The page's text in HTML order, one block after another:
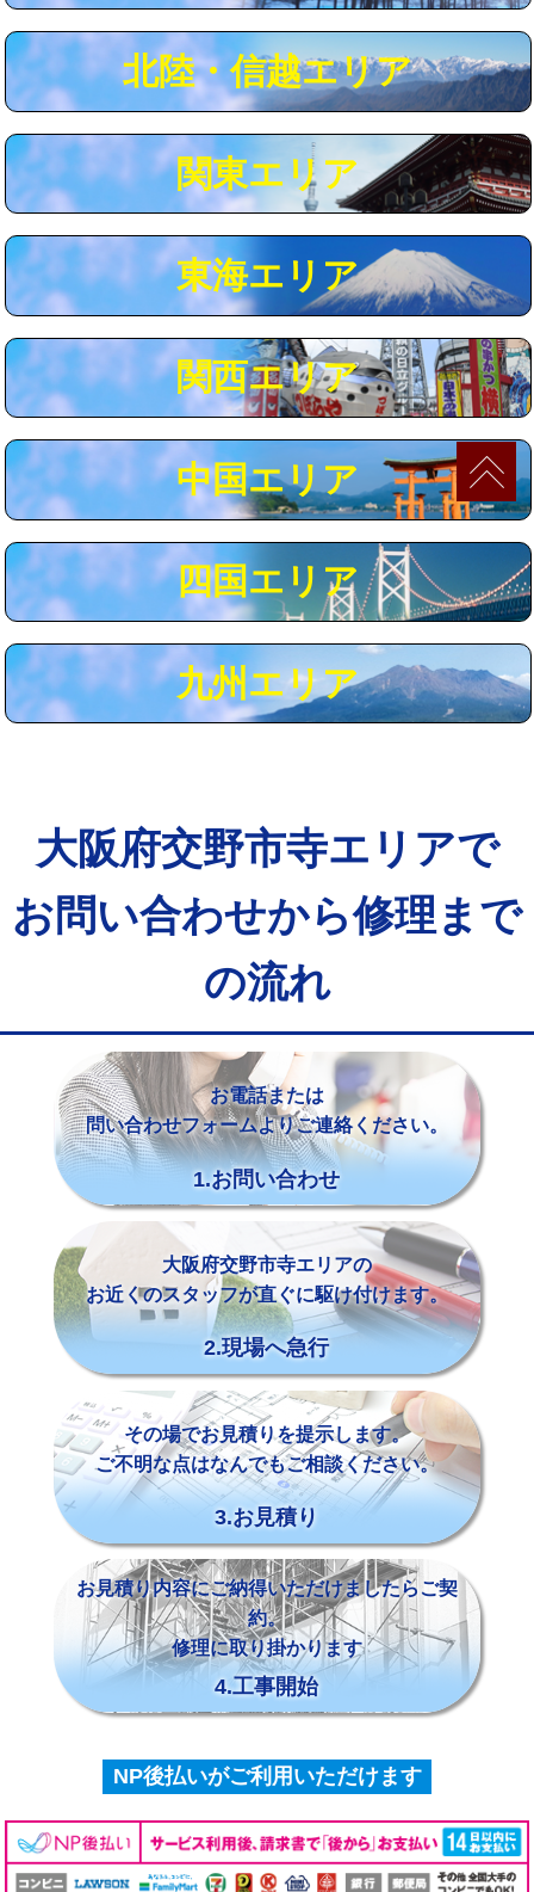
用（追加）/3ｍ超え)
給水管工事※（ライニング鋼管・銅
管・ポリ管・HT管使用/3ｍまで)
44,000円
給水管工事※（ライニング鋼管・銅
管・ポリ管・HT管使用/3ｍ超え)
+8,800円
マス交換（土の掘削・埋め戻し作業） 11,000円~
マス交換（深さ50㎝未満） 55,000円
マス交換（深さ50㎝以上） 66,000円
コンクリート斫り（厚さ10㎝まで） 27,500円
コンクリート斫り（厚さ10㎝超え） 38,500円
モルタル補修（厚さ10㎝まで）
モルタル補修（厚さ10㎝超え） 38,500円
追加人工 16,500円
廃棄・処分 現場見積
※給水管工事は20mmまでの価格です。
北陸・信越エリア
関東エリア
東海エリア
関西エリア
中国エリア
四国エリア
九州エリア
大阪府交野市寺エリアで
お問い合わせから修理まで
の流れ
お電話または
問い合わせフォームよりご連絡ください。
1.お問い合わせ
大阪府交野市寺エリアの
お近くのスタッフが直ぐに駆け付けます。
2.現場へ急行
その場でお見積りを提示します。
ご不明な点はなんでもご相談ください。
3.お見積り
お見積り内容にご納得いただけましたらご契
約。
修理に取り掛かります
4.工事開始
NP後払いがご利用いただけます